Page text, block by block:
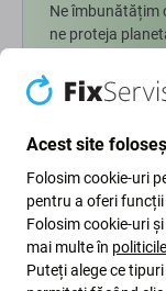
Ne îmbunătățim
ne proteja
Mai multe
Newsletter
Înscrieți-vă pentru
noutăți din oferta
formular, confirm că
Acest site
Folosim cookie-uri
pentru a oferi
Folosim cookie-uri
mai multe în
Puteți alege ce